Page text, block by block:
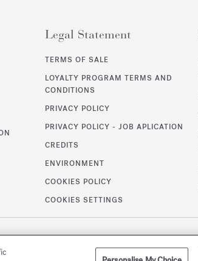
Legal Statement
TERMS OF SALE
LOYALTY PROGRAM TERMS AND
CONDITIONS
PRIVACY POLICY
PRIVACY POLICY - JOB APLICATION
CREDITS
ENVIRONMENT
COOKIES POLICY
COOKIES SETTINGS